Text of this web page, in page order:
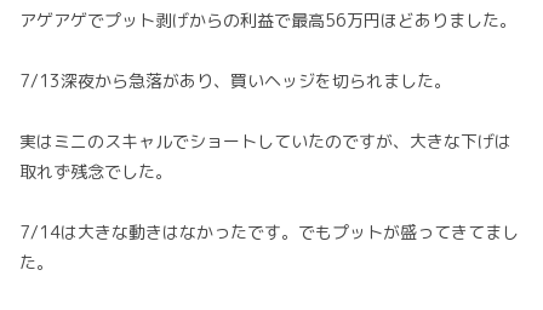
アゲアゲでプット剥げからの利益で最高56万円ほどありました。
7/13深夜から急落があり、買いヘッジを切られました。
実はミニのスキャルでショートしていたのですが、大きな下げは
取れず残念でした。
7/14は大きな動きはなかったです。でもプットが盛ってきてまし
た。